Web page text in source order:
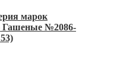
марок
Гашеные №2086-